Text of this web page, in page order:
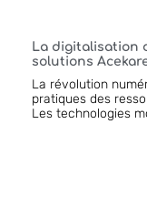
La digitalisation
solutions
La révolution
pratiques des
Les technologies